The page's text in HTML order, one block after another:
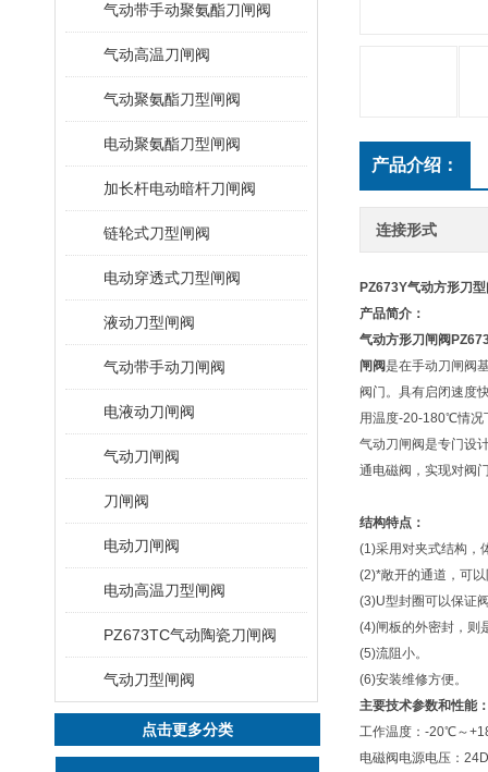
气动带手动聚氨酯刀闸阀
气动高温刀闸阀
气动聚氨酯刀型闸阀
电动聚氨酯刀型闸阀
加长杆电动暗杆刀闸阀
链轮式刀型闸阀
电动穿透式刀型闸阀
液动刀型闸阀
气动带手动刀闸阀
电液动刀闸阀
气动刀闸阀
刀闸阀
电动刀闸阀
电动高温刀型闸阀
PZ673TC气动陶瓷刀闸阀
气动刀型闸阀
点击更多分类
产品介绍：
连接形式
PZ673Y气动方形刀
产品简介：
气动方形刀闸阀
闸阀是在手动刀闸阀
阀门。具有启闭速度
用温度-20-180℃情况
气动刀闸阀是专门设
通电磁阀，实现对阀
结构特点：
(1)采用对夹式结构，
(2)*敞开的通道，可
(3)U型封圈可以保证
(4)闸板的外密封，则
(5)流阻小。
(6)安装维修方便。
主要技术参数和性能
工作温度：-20℃～
电磁阀电源电压：